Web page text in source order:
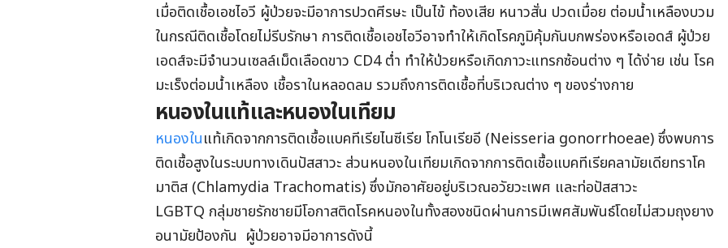
เมื่อติดเชื้อเอชไอวี ผู้ป่วยจะมีอาการปวดศีรษะ เป็นไข้ ท้องเสีย หนาวสั่น ปวดเมื่อย ต่อมน้ำเหลืองบวม
ในกรณีติดเชื้อโดยไม่รีบรักษา การติดเชื้อเอชไอวีอาจทำให้เกิดโรคภูมิคุ้มกันบกพร่องหรือเอดส์ ผู้ป่วย
เอดส์จะมีจำนวนเซลล์เม็ดเลือดขาว CD4 ต่ำ ทำให้ป่วยหรือเกิดภาวะแทรกซ้อนต่าง ๆ ได้ง่าย เช่น โรค
มะเร็งต่อมน้ำเหลือง เชื้อราในหลอดลม รวมถึงการติดเชื้อที่บริเวณต่าง ๆ ของร่างกาย
หนองในแท้และหนองในเทียม
หนองในแท้เกิดจากการติดเชื้อแบคทีเรียไนซีเรีย โกโนเรียอี (Neisseria gonorrhoeae) ซึ่งพบการ
ติดเชื้อสูงในระบบทางเดินปัสสาวะ ส่วนหนองในเทียมเกิดจากการติดเชื้อแบคทีเรียคลามัยเดียทราโค
มาติส (Chlamydia Trachomatis) ซึ่งมักอาศัยอยู่บริเวณอวัยวะเพศ และท่อปัสสาวะ
LGBTQ กลุ่มชายรักชายมีโอกาสติดโรคหนองในทั้งสองชนิดผ่านการมีเพศสัมพันธ์โดยไม่สวมถุงยาง
อนามัยป้องกัน ผู้ป่วยอาจมีอาการดังนี้